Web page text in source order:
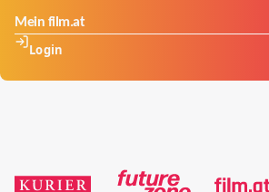
Mein film.at
Login